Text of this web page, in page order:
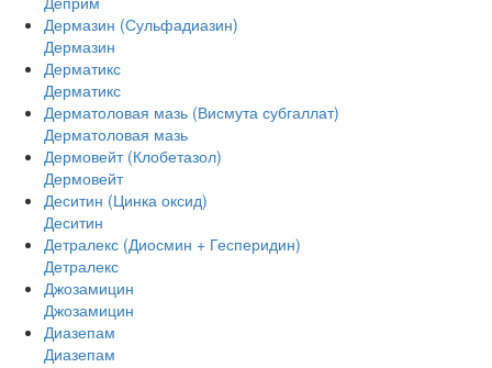
Дермазин (Сульфадиазин)
Дермазин
Дерматикс
Дерматикс
Дерматоловая мазь (Висмута субгаллат)
Дерматоловая мазь
Дермовейт (Клобетазол)
Дермовейт
Деситин (Цинка оксид)
Деситин
Детралекс (Диосмин + Гесперидин)
Детралекс
Джозамицин
Джозамицин
Диазепам
Диазепам